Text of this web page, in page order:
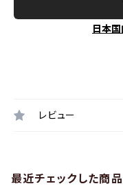
日本
レビュー
最近チェックした商品